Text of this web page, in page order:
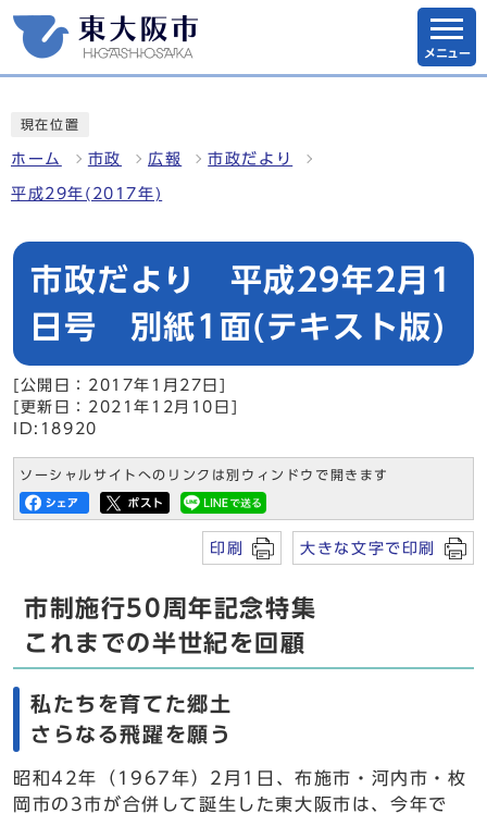
メニュー
現在位置
ホーム 市政 広報 市政だより
平成29年(2017年)
市政だより 平成29年2月1
日号 別紙1面(テキスト版)
[公開日：2017年1月27日]
[更新日：2021年12月10日]
ID:18920
ソーシャルサイトへのリンクは別ウィンドウで開きます
印刷 大きな文字で印刷
市制施行50周年記念特集
これまでの半世紀を回顧
私たちを育てた郷土
さらなる飛躍を願う
昭和42年（1967年）2月1日、布施市・河内市・枚
岡市の3市が合併して誕生した東大阪市は、今年で